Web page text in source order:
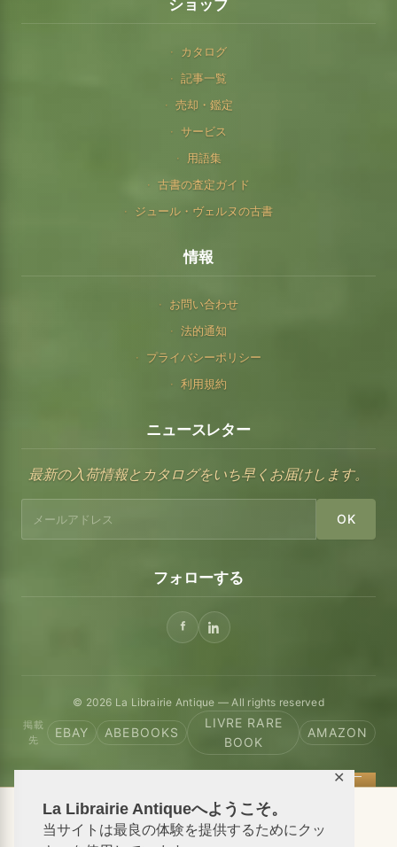
La Librairie Antiqueへようこそ。
当サイトは最良の体験を提供するためにクッ
✕
ショップ
カタログ
記事一覧
売却・鑑定
サービス
用語集
古書の査定ガイド
ジュール・ヴェルヌの古書
情報
お問い合わせ
法的通知
プライバシーポリシー
利用規約
ニュースレター
最新の入荷情報とカタログをいち早くお届けします。
OK
フォローする
© 2026 La Librairie Antique — All rights reserved
掲載
先
EBAY ABEBOOKS
LIVRE RARE
BOOK
AMAZON
📦 We ship antiquarian books worldwide